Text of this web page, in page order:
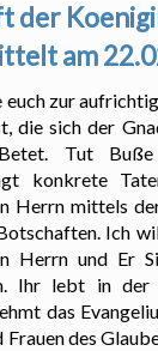
der
am
zur
die sich der
Tut
konkrete
Herrn mittels
Ich
Herrn und Er
Ihr lebt in
das
Frauen des